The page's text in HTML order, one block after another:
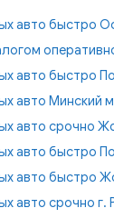
авто быстро
авто быстро
авто Минский
авто срочно
авто быстро
авто быстро
авто срочно г.